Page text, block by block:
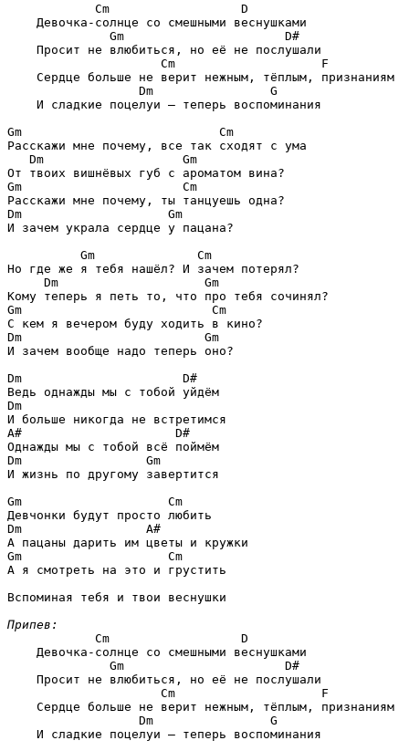
        Cm                  D
    Девочка-солнце со смешными веснушками
          Gm                      D#
    Просит не влюбиться, но её не послушали
                 Cm                    F
    Сердце больше не верит нежным, тёплым, признаниям
              Dm                G
    И сладкие поцелуи — теперь воспоминания
Gm                           Cm
   Dm                   Gm
Gm                      Cm
Dm                    Gm
И зачем украла сердце у пацана?
          Gm              Cm
     Dm                    Gm
Gm                          Cm
Dm                         Gm
И зачем вообще надо теперь оно?
Dm                      D#
Dm
A#                     D#
Dm                 Gm
И жизнь по другому завертится
Gm                    Cm
Dm                 A#
Gm                    Cm
А я смотреть на это и грустить
Вспоминая тебя и твои веснушки
Припев:
        Cm                  D
    Девочка-солнце со смешными веснушками
          Gm                      D#
    Просит не влюбиться, но её не послушали
                 Cm                    F
    Сердце больше не верит нежным, тёплым, признаниям
              Dm                G
    И сладкие поцелуи — теперь воспоминания